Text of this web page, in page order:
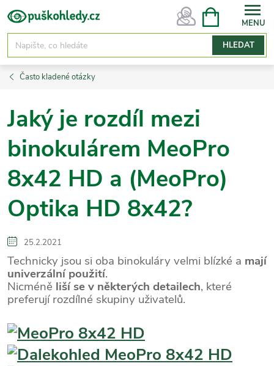
Přejít
na
obsah
HLEDAT
NÁKUPNÍ
Často kladené otázky
Jaký je rozdíl mezi
binokulárem MeoPro
8x42 HD a (MeoPro)
Optika HD 8x42?
25.2.2021
Technicky jsou si oba binokuláry velmi blízké a mají
univerzální použití.
Nicméně liší se v některých detailech, které
preferují rozdílné skupiny uživatelů.